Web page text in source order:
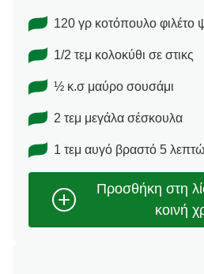
120 γρ κοτόπουλο φιλέτο
1/2 τεμ κολοκύθι σε στικς
½ κ.σ μαύρο σουσάμι
2 τεμ μεγάλα σέσκουλα
1 τεμ αυγό βραστό 5